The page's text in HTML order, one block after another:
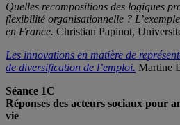
Quelles recompositions des logiques
flexibilité organisationnelle ?
en France. Christian Papinot,
Les innovations en matière de
de diversification de l’emploi. Martine
Séance 1C
Réponses des acteurs sociaux pour
vie